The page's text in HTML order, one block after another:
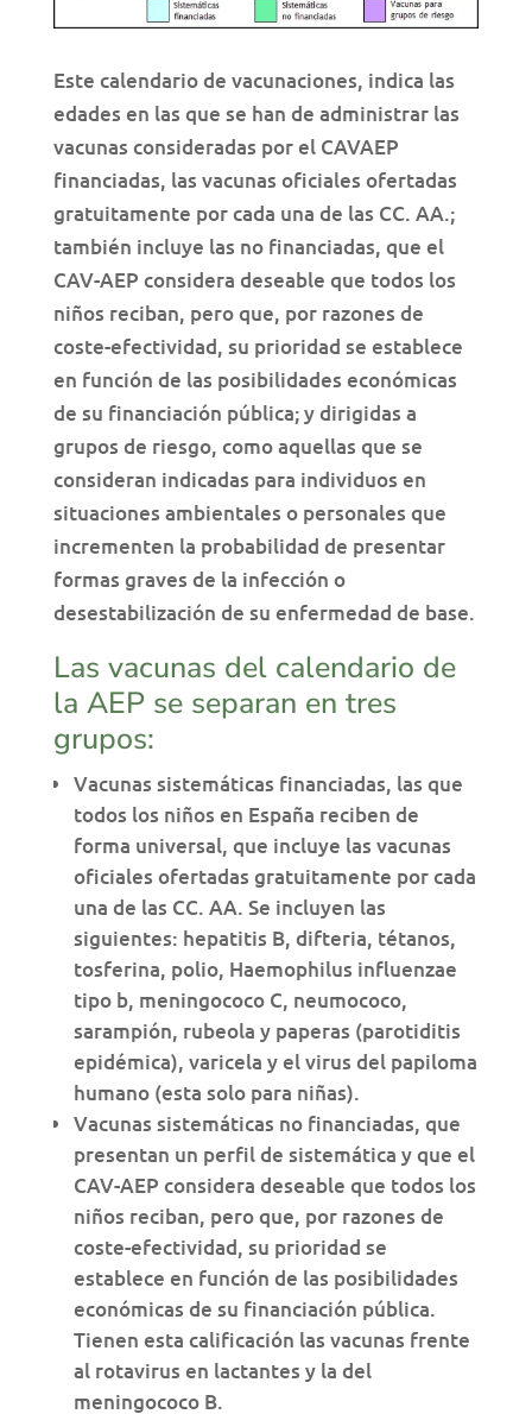
Este calendario de vacunaciones, indica las
edades en las que se han de administrar las
vacunas consideradas por el CAVAEP
financiadas, las vacunas oficiales ofertadas
gratuitamente por cada una de las CC. AA.;
también incluye las no financiadas, que el
CAV-AEP considera deseable que todos los
niños reciban, pero que, por razones de
coste-efectividad, su prioridad se establece
en función de las posibilidades económicas
de su financiación pública; y dirigidas a
grupos de riesgo, como aquellas que se
consideran indicadas para individuos en
situaciones ambientales o personales que
incrementen la probabilidad de presentar
formas graves de la infección o
desestabilización de su enfermedad de base.
Las vacunas del calendario de
la AEP se separan en tres
grupos:
Vacunas sistemáticas financiadas, las que
todos los niños en España reciben de
forma universal, que incluye las vacunas
oficiales ofertadas gratuitamente por cada
una de las CC. AA. Se incluyen las
siguientes: hepatitis B, difteria, tétanos,
tosferina, polio, Haemophilus influenzae
tipo b, meningococo C, neumococo,
sarampión, rubeola y paperas (parotiditis
epidémica), varicela y el virus del papiloma
humano (esta solo para niñas).
Vacunas sistemáticas no financiadas, que
presentan un perfil de sistemática y que el
CAV-AEP considera deseable que todos los
niños reciban, pero que, por razones de
coste-efectividad, su prioridad se
establece en función de las posibilidades
económicas de su financiación pública.
Tienen esta calificación las vacunas frente
al rotavirus en lactantes y la del
meningococo B.